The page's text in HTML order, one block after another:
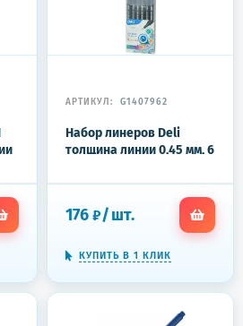
АРТИКУЛ: G1407962
Набор линеров Deli
толщина линии 0,45 мм, 6
176 ₽/шт.
КУПИТЬ В 1 КЛИК